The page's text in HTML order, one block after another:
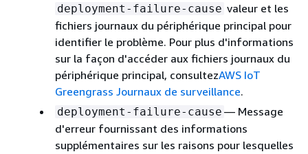
deployment-failure-cause valeur et les
fichiers journaux du périphérique principal pour
identifier le problème. Pour plus d'informations
sur la façon d'accéder aux fichiers journaux du
périphérique principal, consultezAWS IoT
Greengrass Journaux de surveillance.
deployment-failure-cause — Message
d'erreur fournissant des informations
supplémentaires sur les raisons pour lesquelles